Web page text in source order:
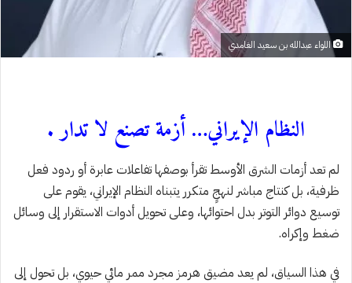
اللواء عبدالله بن سعيد الغامدي
‎لم تعد أزمات الشرق الأوسط تقرأ بوصفها تفاعلات عابرة أو ردود فعل
ظرفية، بل كنتاج مباشر لنهجٍ متكرر يتبناه النظام الإيراني، يقوم على
توسيع دوائر التوتر بدل احتوائها، وعلى تحويل أدوات الاستقرار إلى وسائل
ضغط وإكراه.
‎في هذا السياق، لم يعد مضيق هرمز مجرد ممر مائي حيوي، بل تحول إلى